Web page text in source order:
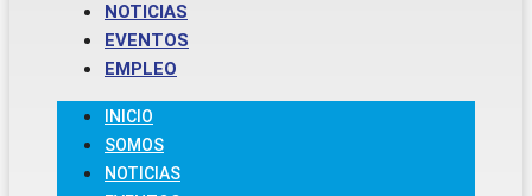
NOTICIAS
EVENTOS
EMPLEO
INICIO
SOMOS
NOTICIAS